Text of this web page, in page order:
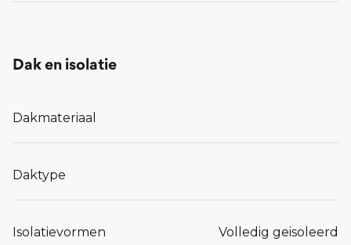
Dak en isolatie
Dakmateriaal
Daktype
Isolatievormen Volledig geisoleerd